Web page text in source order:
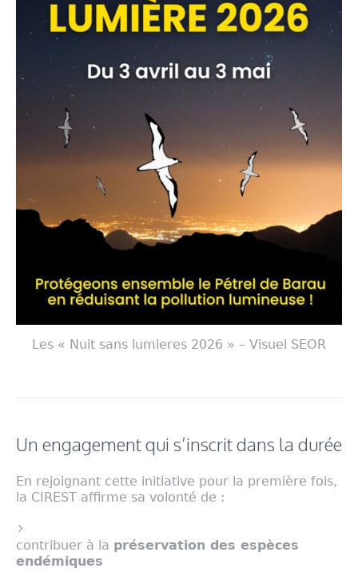
Les « Nuit sans lumieres 2026 » – Visuel SEOR
Un engagement qui s’inscrit dans la durée
En rejoignant cette initiative pour la première fois,
la CIREST affirme sa volonté de :
contribuer à la préservation des espèces
endémiques